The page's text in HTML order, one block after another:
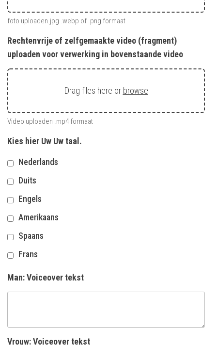
foto uploaden.jpg .webp of .png formaat
Rechtenvrije of zelfgemaakte video (fragment)
uploaden voor verwerking in bovenstaande video
Drag files here or browse
Video uploaden .mp4 formaat
Kies hier Uw Uw taal.
Nederlands
Duits
Engels
Amerikaans
Spaans
Frans
Man: Voiceover tekst
Vrouw: Voiceover tekst